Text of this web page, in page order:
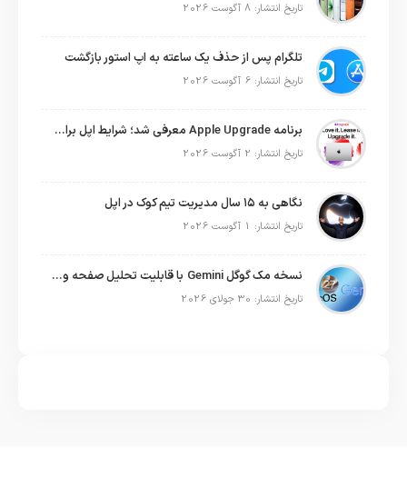
تاریخ انتشار: 8 آگوست 2026
تلگرام پس از حذف یک ساعته به اپ استور بازگشت
تاریخ انتشار: 6 آگوست 2026
برنامه Apple Upgrade معرفی شد؛ شرایط اپل برای اجاره آیفون، آیپد، مک و اپل واچ
تاریخ انتشار: 2 آگوست 2026
نگاهی به ۱۵ سال مدیریت تیم کوک در اپل
تاریخ انتشار: 1 آگوست 2026
نسخه مک گوگل Gemini با قابلیت تحلیل صفحه و دستورات صوتی در به‌روزرسانی جدید
تاریخ انتشار: 30 جولای 2026